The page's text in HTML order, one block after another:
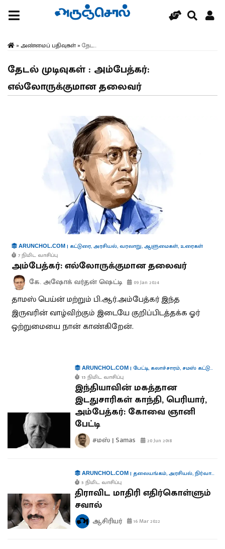
» அண்மைப் பதிவுகள்» தேட...
தேடல் முடிவுகள் : அம்பேத்கர்:
எல்லோருக்குமான தலைவர்
ARUNCHOL.COM | கட்டுரை,அரசியல், வரலாறு,ஆளுமைகள், உரைகள்
7 நிமிட வாசிப்பு
அம்பேத்கர்: எல்லோருக்குமான தலைவர்
கே. அஷோக் வர்தன் ஷெட்டி 09 Jan 2024
தாமஸ் பெய்ன் மற்றும் பி.ஆர்.அம்பேத்கர் இந்த
இருவரின் வாழ்விற்கும் இடையே குறிப்பிடத்தக்க ஓர்
ஒற்றுமையை நான் காண்கிறேன்.
ARUNCHOL.COM| பேட்டி, கலாச்சாரம், சமஸ் கட்டுரை
15 நிமிட வாசிப்பு
இந்தியாவின் மகத்தான
இடதுசாரிகள் காந்தி, பெரியார்,
அம்பேத்கர்: கோவை ஞானி
பேட்டி
சமஸ் | Samas 20 Jun 2018
ARUNCHOL.COM| தலையங்கம்,அரசியல்,நிர்வாகம்
5 நிமிட வாசிப்பு
திராவிட மாதிரி எதிர்கொள்ளும்
சவால்
ஆசிரியர் 16 Mar 2022